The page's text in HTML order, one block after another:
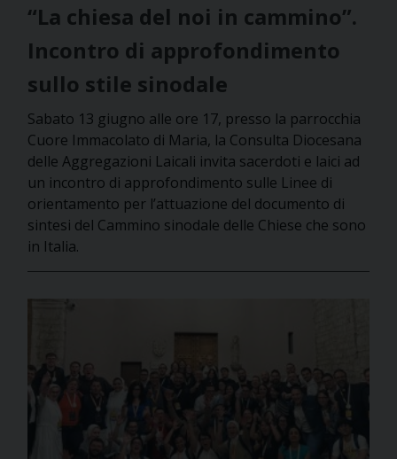
“La chiesa del noi in cammino”.
Incontro di approfondimento
sullo stile sinodale
Sabato 13 giugno alle ore 17, presso la parrocchia
Cuore Immacolato di Maria, la Consulta Diocesana
delle Aggregazioni Laicali invita sacerdoti e laici ad
un incontro di approfondimento sulle Linee di
orientamento per l’attuazione del documento di
sintesi del Cammino sinodale delle Chiese che sono
in Italia.